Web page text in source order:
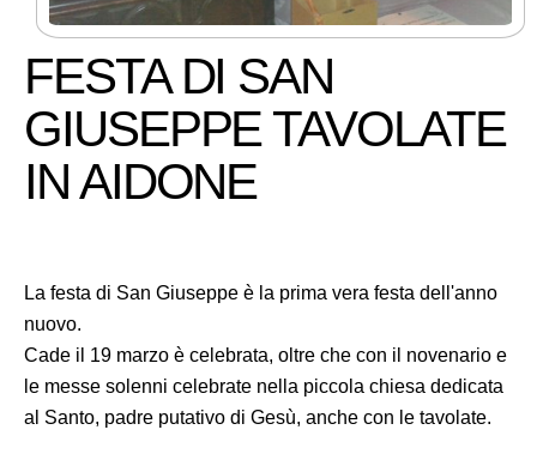
FESTA DI SAN
GIUSEPPE TAVOLATE
IN AIDONE
La festa di San Giuseppe è la prima vera festa dell'anno
nuovo.
Cade il 19 marzo è celebrata, oltre che con il novenario e
le messe solenni celebrate nella piccola chiesa dedicata
al Santo, padre putativo di Gesù, anche con le tavolate.